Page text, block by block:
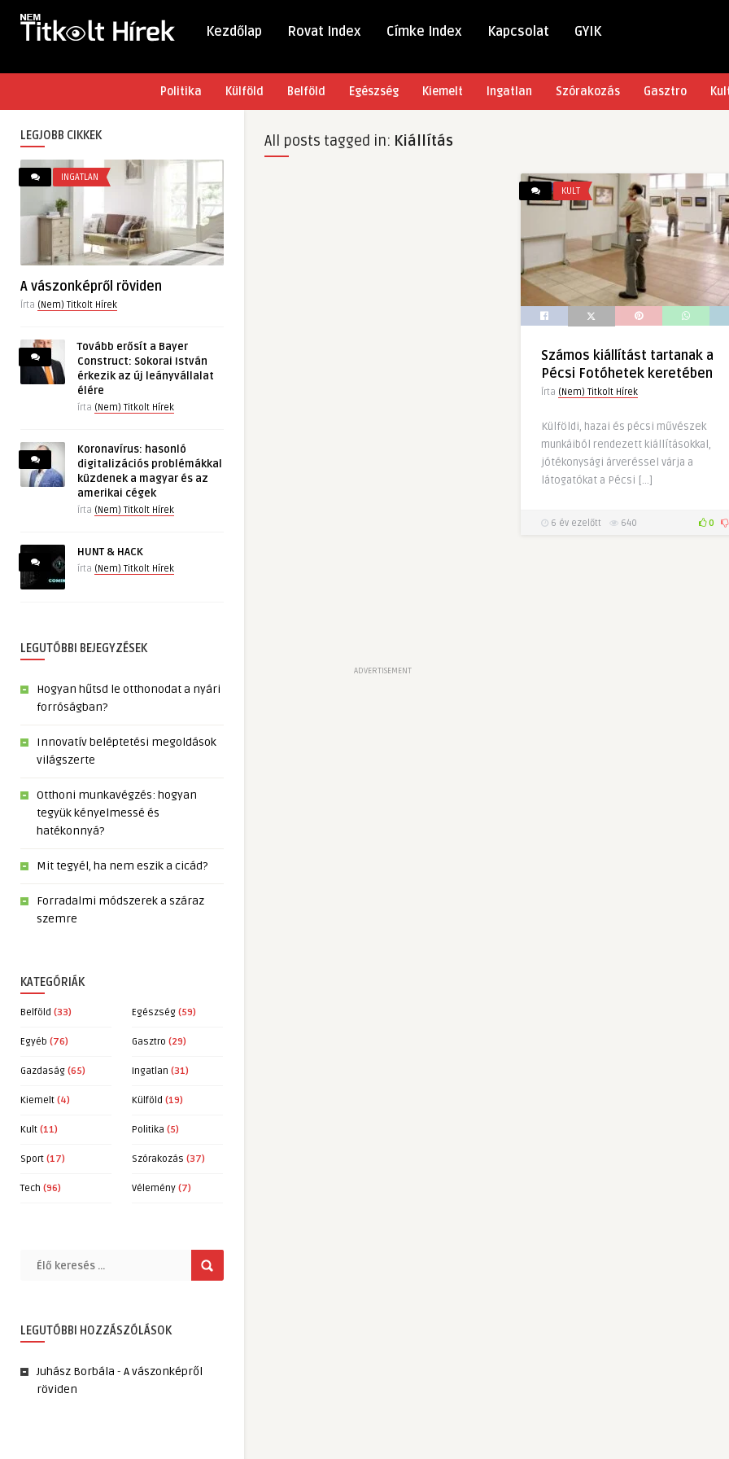
Kezdőlap Rovat Index Címke Index Kapcsolat GYIK
Politika Külföld Belföld Egészség Kiemelt Ingatlan Szórakozás Gasztro
LEGJOBB CIKKEK
INGATLAN
A vászonképről röviden
Írta (Nem) Titkolt Hírek
Tovább erősít a Bayer
Construct: Sokorai István
érkezik az új leányvállalat
élére
írta (Nem) Titkolt Hírek
Koronavírus: hasonló
digitalizációs problémákkal
küzdenek a magyar és az
amerikai cégek
írta (Nem) Titkolt Hírek
HUNT & HACK
írta (Nem) Titkolt Hírek
LEGUTÓBBI BEJEGYZÉSEK
Hogyan hűtsd le otthonodat a nyári
forróságban?
Innovatív beléptetési megoldások
világszerte
Otthoni munkavégzés: hogyan
tegyük kényelmessé és
hatékonnyá?
Mit tegyél, ha nem eszik a cicád?
Forradalmi módszerek a száraz
szemre
KATEGÓRIÁK
Belföld (33) Egészség (59)
Egyéb (76) Gasztro (29)
Gazdaság (65) Ingatlan (31)
Kiemelt (4) Külföld (19)
Kult (11) Politika (5)
Sport (17) Szórakozás (37)
Tech (96) Vélemény (7)
LEGUTÓBBI HOZZÁSZÓLÁSOK
Juhász Borbála - A vászonképről
röviden
All posts tagged in: Kiállítás
ADVERTISEMENT
KULT
Számos kiállítást tartanak a
Pécsi Fotóhetek keretében
Írta (Nem) Titkolt Hírek
Külföldi, hazai és pécsi művészek
munkáiból rendezett kiállításokkal,
jótékonysági árveréssel várja a
látogatókat a Pécsi […]
6 év ezelőtt 640 0